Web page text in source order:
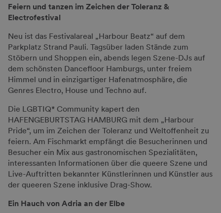
Feiern und tanzen im Zeichen der Toleranz &
Electrofestival
Neu ist das Festivalareal „Harbour Beatz“ auf dem
Parkplatz Strand Pauli. Tagsüber laden Stände zum
Stöbern und Shoppen ein, abends legen Szene-DJs auf
dem schönsten Dancefloor Hamburgs, unter freiem
Himmel und in einzigartiger Hafenatmosphäre, die
Genres Electro, House und Techno auf.
Die LGBTIQ* Community kapert den
HAFENGEBURTSTAG HAMBURG mit dem „Harbour
Pride“, um im Zeichen der Toleranz und Weltoffenheit zu
feiern. Am Fischmarkt empfängt die Besucherinnen und
Besucher ein Mix aus gastronomischen Spezialitäten,
interessanten Informationen über die queere Szene und
Live-Auftritten bekannter Künstlerinnen und Künstler aus
der queeren Szene inklusive Drag-Show.
Ein Hauch von Adria an der Elbe